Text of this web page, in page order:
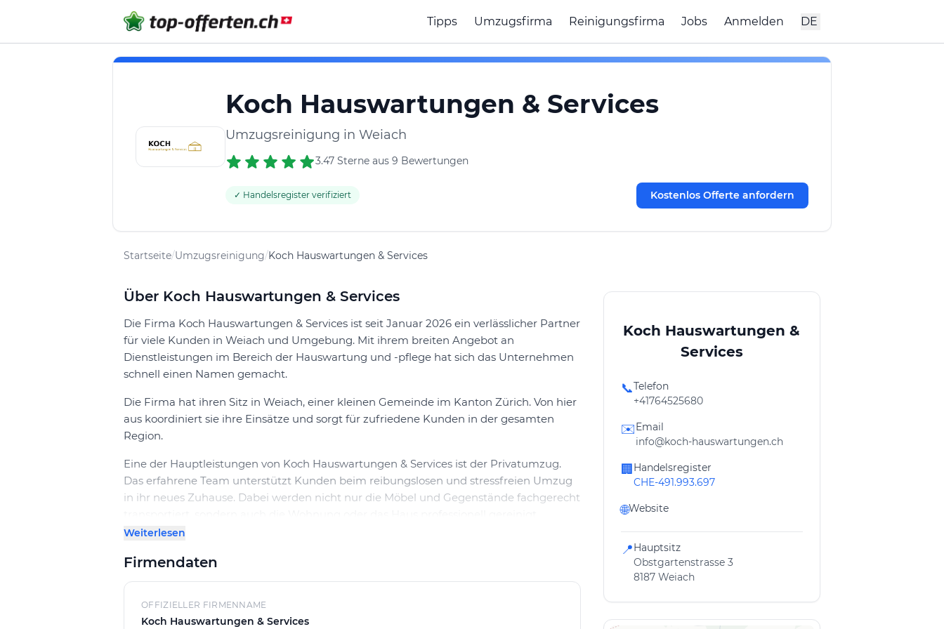
Tipps Umzugsfirma Reinigungsfirma Jobs Anmelden DE
Koch Hauswartungen & Services
Umzugsreinigung in Weiach
3.47 Sterne aus 9 Bewertungen
✓ Handelsregister verifiziert Kostenlos Offerte anfordern
Startseite/Umzugsreinigung/Koch Hauswartungen & Services
Über Koch Hauswartungen & Services
Die Firma Koch Hauswartungen & Services ist seit Januar 2026 ein verlässlicher Partner
für viele Kunden in Weiach und Umgebung. Mit ihrem breiten Angebot an
Dienstleistungen im Bereich der Hauswartung und -pflege hat sich das Unternehmen
schnell einen Namen gemacht.
Die Firma hat ihren Sitz in Weiach, einer kleinen Gemeinde im Kanton Zürich. Von hier
aus koordiniert sie ihre Einsätze und sorgt für zufriedene Kunden in der gesamten
Region.
Eine der Hauptleistungen von Koch Hauswartungen & Services ist der Privatumzug.
Das erfahrene Team unterstützt Kunden beim reibungslosen und stressfreien Umzug
in ihr neues Zuhause. Dabei werden nicht nur die Möbel und Gegenstände fachgerecht
die Räumlichkeiten gründlich von Staub, Schmutz und Spuren des Umzugs befreit,
Auch die Unterhaltsreinigung gehört zum Leistungsangebot von Koch
Hauswartungen & Services. Hierbei werden regelmäßig Büros, Praxen, Treppenhäuser
Weiterlesen
Firmendaten
OFFIZIELLER FIRMENNAME
Koch Hauswartungen & Services
Koch Hauswartungen &
Services
📞Telefon
+41764525680
✉️Email
info@koch-hauswartungen.ch
🏢 Handelsregister
CHE-491.993.697
🌐Website
📍Hauptsitz
Obstgartenstrasse 3
8187 Weiach